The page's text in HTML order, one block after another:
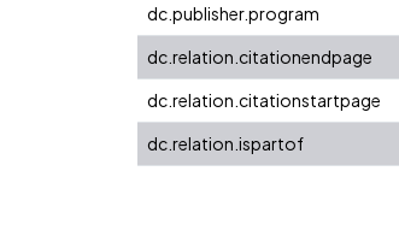
dc.publisher.program
dc.relation.citationendpage
dc.relation.citationstartpage
dc.relation.ispartof